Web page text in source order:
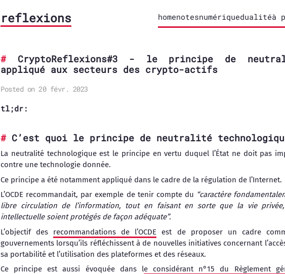
reflexions homenotesnumériquedualitéà
CryptoReflexions#3 - le principe de
appliqué aux secteurs des crypto-actifs
Posted on 20 févr. 2023
tl;dr:
C’est quoi le principe de neutralité
La neutralité technologique est le principe en vertu duquel l’État ne doit pas
contre une technologie donnée.
Ce principe a été notamment appliqué dans le cadre de la régulation de l’Internet.
L’OCDE recommandait, par exemple de tenir compte du “caractère
libre circulation de l’information, tout en faisant en sorte que la vie
intellectuelle soient protégés de façon adéquate”.
L’objectif des recommandations de l’OCDE est de proposer un cadre
gouvernements lorsqu’ils réfléchissent à de nouvelles initiatives concernant
sa portabilité et l’utilisation des plateformes et des réseaux.
Ce principe est aussi évoquée dans le considérant n°15 du Règlement